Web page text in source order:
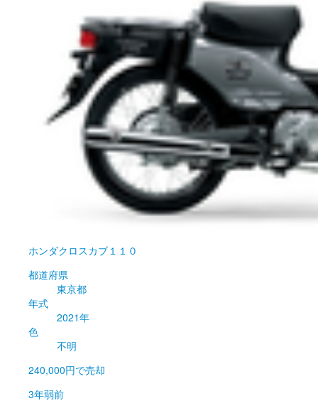
ホンダクロスカブ１１０
都道府県
東京都
年式
2021年
色
不明
240,000円で売却
3年弱前